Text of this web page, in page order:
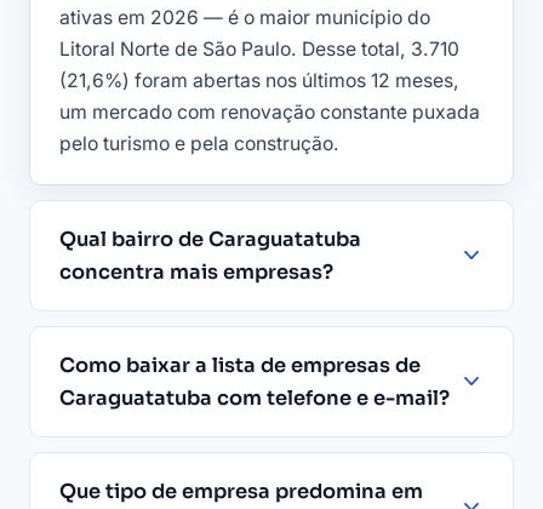
ativas em 2026 — é o maior município do
Litoral Norte de São Paulo. Desse total, 3.710
(21,6%) foram abertas nos últimos 12 meses,
um mercado com renovação constante puxada
pelo turismo e pela construção.
Qual bairro de Caraguatatuba
concentra mais empresas?
Como baixar a lista de empresas de
Caraguatatuba com telefone e e-mail?
Que tipo de empresa predomina em